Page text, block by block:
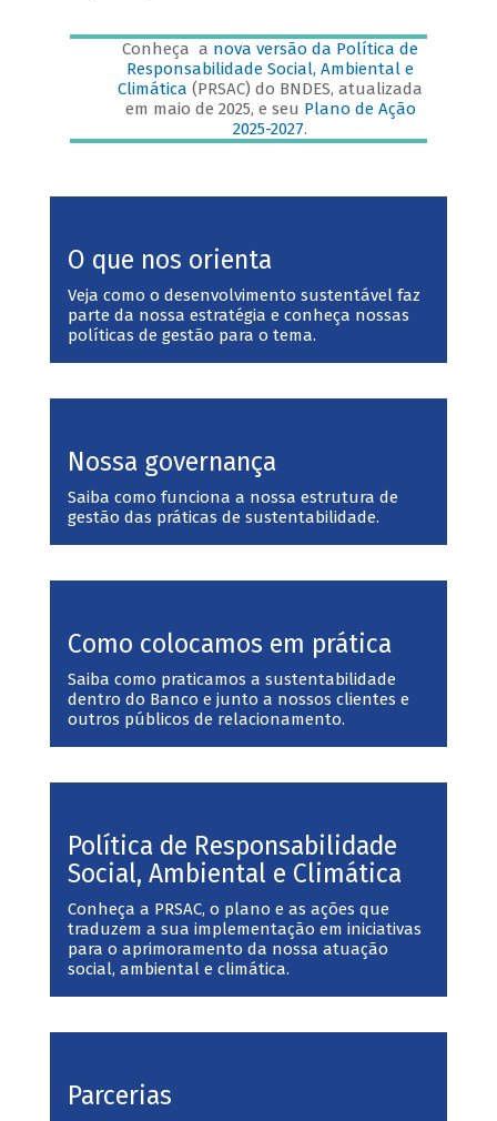
Conheça a nova versão da Política de
Responsabilidade Social, Ambiental e
Climática (PRSAC) do BNDES, atualizada
em maio de 2025, e seu Plano de Ação
2025-2027.
O que nos orienta
Veja como o desenvolvimento sustentável faz
parte da nossa estratégia e conheça nossas
políticas de gestão para o tema.
Nossa governança
Saiba como funciona a nossa estrutura de
gestão das práticas de sustentabilidade.
Como colocamos em prática
Saiba como praticamos a sustentabilidade
dentro do Banco e junto a nossos clientes e
outros públicos de relacionamento.
Política de Responsabilidade
Social, Ambiental e Climática
Conheça a PRSAC, o plano e as ações que
traduzem a sua implementação em iniciativas
para o aprimoramento da nossa atuação
social, ambiental e climática.
Parcerias